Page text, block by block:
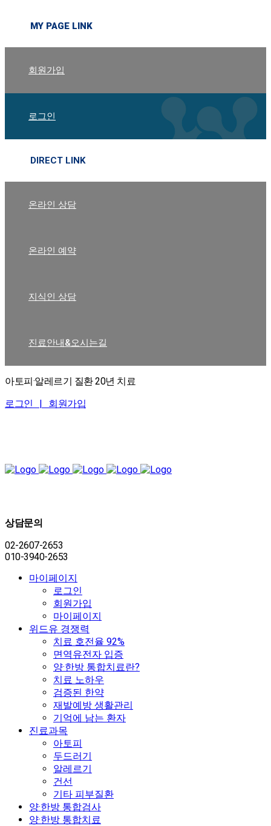
MY PAGE LINK
회원가입
로그인
DIRECT LINK
온라인 상담
온라인 예약
지식인 상담
진료안내&오시는길
아토피·알레르기 질환 20년 치료
로그인 | 회원가입
상담문의
02-2607-2653
010-3940-2653
마이페이지
로그인
회원가입
마이페이지
위드유 경쟁력
치료 호전율 92%
면역유전자 입증
양·한방 통합치료란?
치료 노하우
검증된 한약
재발예방 생활관리
기억에 남는 환자
진료과목
아토피
두드러기
알레르기
건선
기타 피부질환
양·한방 통합검사
양·한방 통합치료